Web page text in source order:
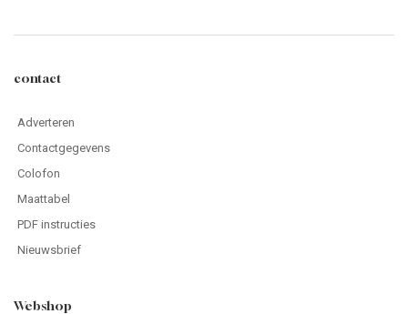
contact
Adverteren
Contactgegevens
Colofon
Maattabel
PDF instructies
Nieuwsbrief
Webshop